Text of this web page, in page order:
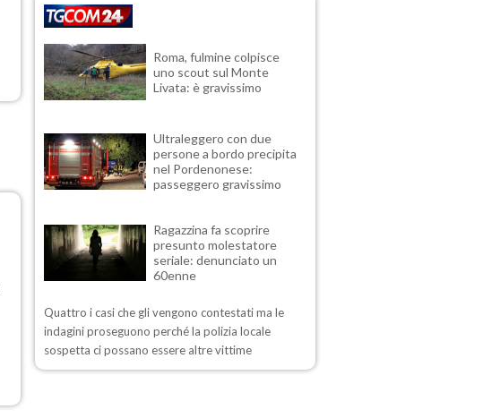
Roma, fulmine colpisce
uno scout sul Monte
Livata: è gravissimo
Ultraleggero con due
persone a bordo precipita
nel Pordenonese:
passeggero gravissimo
Ragazzina fa scoprire
presunto molestatore
seriale: denunciato un
60enne
Quattro i casi che gli vengono contestati ma le
indagini proseguono perché la polizia locale
sospetta ci possano essere altre vittime